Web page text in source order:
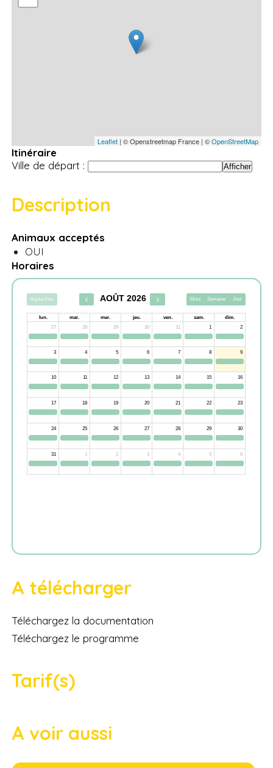
Leaflet| © Openstreetmap France | ©OpenStreetMap
Itinéraire
Ville de départ :
Description
Animaux acceptés
OUI
Horaires
A télécharger
Téléchargez la documentation
Téléchargez le programme
Tarif(s)
A voir aussi